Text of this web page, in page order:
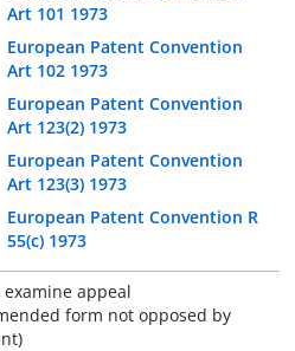
Art 101 1973
European Patent Convention
Art 102 1973
European Patent Convention
Art 123(2) 1973
European Patent Convention
Art 123(3) 1973
European Patent Convention R
55(c) 1973
appeal
form not opposed by